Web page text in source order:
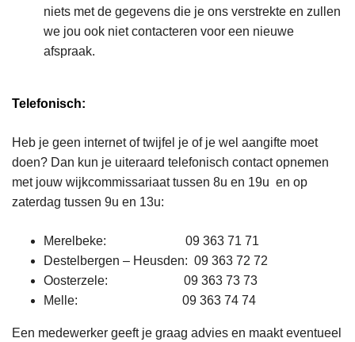
niets met de gegevens die je ons verstrekte en zullen
we jou ook niet contacteren voor een nieuwe
afspraak.
Telefonisch:
Heb je geen internet of twijfel je of je wel aangifte moet
doen? Dan kun je uiteraard telefonisch contact opnemen
met jouw wijkcommissariaat tussen 8u en 19u en op
zaterdag tussen 9u en 13u:
Merelbeke: 09 363 71 71
Destelbergen – Heusden: 09 363 72 72
Oosterzele: 09 363 73 73
Melle: 09 363 74 74
Een medewerker geeft je graag advies en maakt eventueel